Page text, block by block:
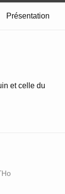
Présentation
et celle du